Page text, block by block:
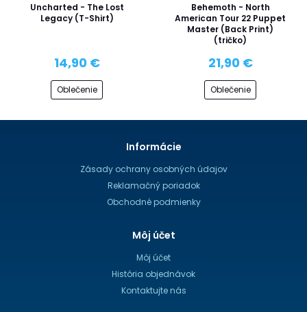
Uncharted - The Lost
Legacy (T-Shirt)
14,90 €
Oblečenie
Behemoth - North
American Tour 22 Puppet
Master (Back Print)
(tričko)
21,90 €
Oblečenie
Informácie
Zásady ochrany osobných údajov
Reklamačný poriadok
Obchodné podmienky
Môj účet
Môj účet
História objednávok
Kontaktujte nás